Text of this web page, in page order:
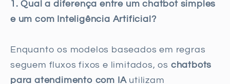
1. Qual a diferença entre um chatbot simples
e um com Inteligência Artificial?
Enquanto os modelos baseados em regras
seguem fluxos fixos e limitados, os chatbots
para atendimento com IAutilizam